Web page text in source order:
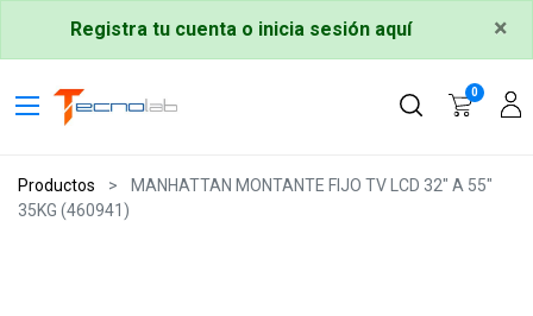
Registra tu cuenta o inicia sesión aquí ×
0
Productos
MANHATTAN MONTANTE FIJO TV LCD 32" A 55"
35KG (460941)